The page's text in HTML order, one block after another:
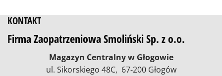
KONTAKT
Firma Zaopatrzeniowa Smoliński Sp. z o.o.
Magazyn Centralny w Głogowie
ul. Sikorskiego 48C, 67-200 Głogów